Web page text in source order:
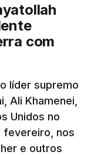
com
líder supremo
Ali Khamenei,
Unidos no
fevereiro, nos
e outros